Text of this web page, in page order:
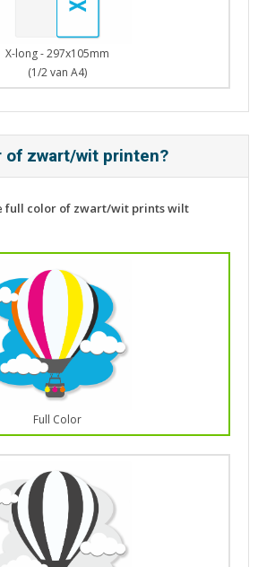
X-long - 297x105mm
(1/2 van A4)
of zwart/wit printen?
full color of zwart/wit prints wilt
Full Color